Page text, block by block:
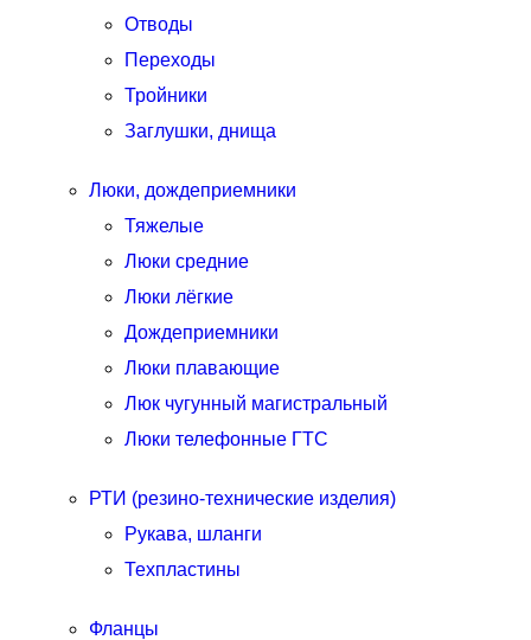
Отводы
Переходы
Тройники
Заглушки, днища
Люки, дождеприемники
Тяжелые
Люки средние
Люки лёгкие
Дождеприемники
Люки плавающие
Люк чугунный магистральный
Люки телефонные ГТС
РТИ (резино-технические изделия)
Рукава, шланги
Техпластины
Фланцы